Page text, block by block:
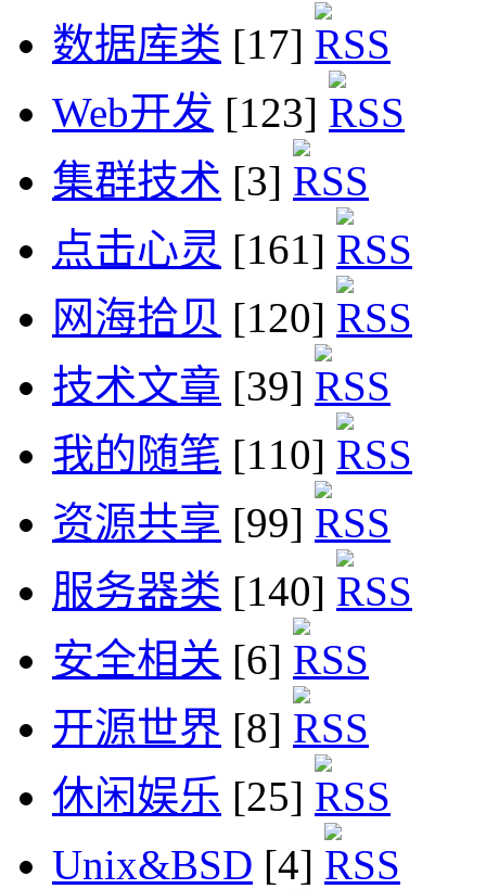
数据库类 [17]
Web开发 [123]
集群技术 [3]
点击心灵 [161]
网海拾贝 [120]
技术文章 [39]
我的随笔 [110]
资源共享 [99]
服务器类 [140]
安全相关 [6]
开源世界 [8]
休闲娱乐 [25]
Unix&BSD [4]